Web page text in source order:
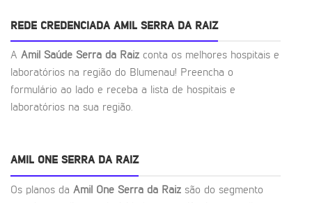
REDE CREDENCIADA AMIL SERRA DA RAIZ
A Amil Saúde Serra da Raiz conta os melhores hospitais e
laboratórios na região do Blumenau! Preencha o
formulário ao lado e receba a lista de hospitais e
laboratórios na sua região.
AMIL ONE SERRA DA RAIZ
Os planos da Amil One Serra da Raiz são do segmento